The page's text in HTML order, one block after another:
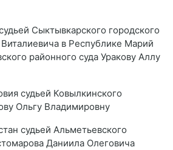
Сыктывкарского городского
в Республике Марий
районного суда Уракову Аллу
судьей Ковылкинского
Ольгу Владимировну
судьей Альметьевского
Даниила Олеговича